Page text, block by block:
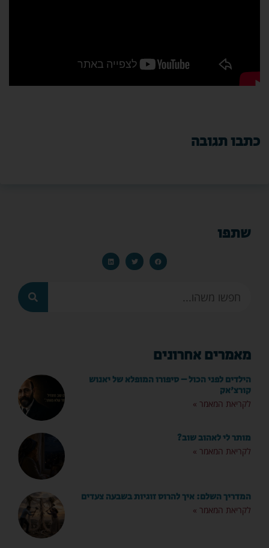
כתבו תגובה
שתפו
מאמרים אחרונים
הילדים לפני הכול – סיפורו המופלא של יאנוש
קורצ'אק
לקריאת המאמר »
מותר לי לאהוב שוב?
לקריאת המאמר »
המדריך השלם: איך להרוס זוגיות בשבעה צעדים
לקריאת המאמר »